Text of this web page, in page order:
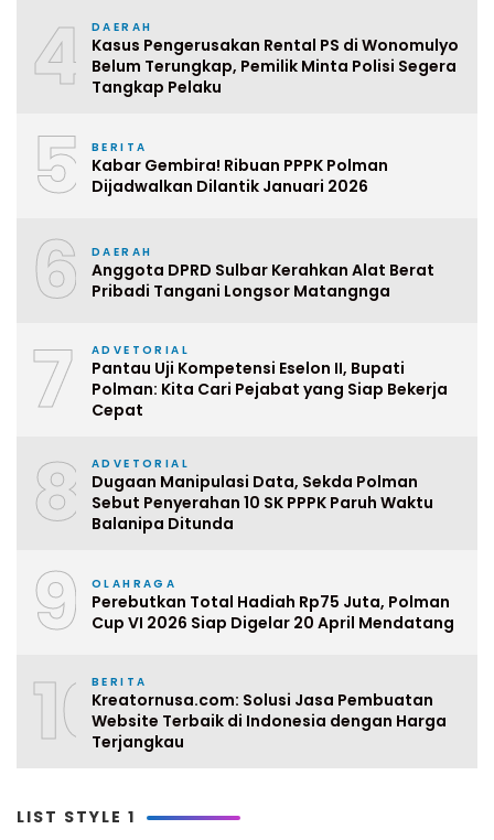
4 DAERAH
Kasus Pengerusakan Rental PS di Wonomulyo
Belum Terungkap, Pemilik Minta Polisi Segera
Tangkap Pelaku
5 BERITA
Kabar Gembira! Ribuan PPPK Polman
Dijadwalkan Dilantik Januari 2026
6 DAERAH
Anggota DPRD Sulbar Kerahkan Alat Berat
Pribadi Tangani Longsor Matangnga
7 ADVETORIAL
Pantau Uji Kompetensi Eselon II, Bupati
Polman: Kita Cari Pejabat yang Siap Bekerja
Cepat
8 ADVETORIAL
Dugaan Manipulasi Data, Sekda Polman
Sebut Penyerahan 10 SK PPPK Paruh Waktu
Balanipa Ditunda
9 OLAHRAGA
Perebutkan Total Hadiah Rp75 Juta, Polman
Cup VI 2026 Siap Digelar 20 April Mendatang
10BERITA
Kreatornusa.com: Solusi Jasa Pembuatan
Website Terbaik di Indonesia dengan Harga
Terjangkau
LIST STYLE 1